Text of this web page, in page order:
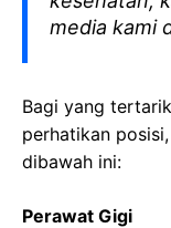
media kami
Bagi yang
perhatikan
dibawah ini:
Perawat Gigi